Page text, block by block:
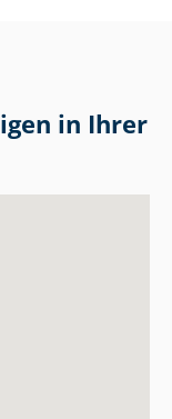
in Ihrer